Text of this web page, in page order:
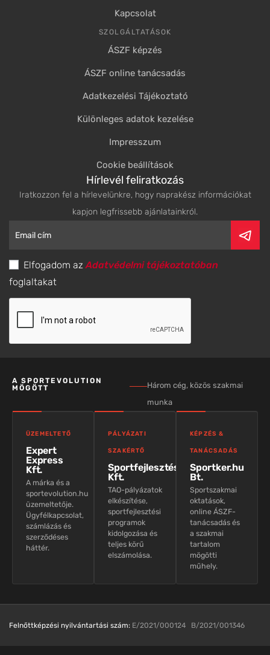
Kapcsolat
SZOLGÁLTATÁSOK
ÁSZF képzés
ÁSZF online tanácsadás
Adatkezelési Tájékoztató
Különleges adatok kezelése
Impresszum
Cookie beállítások
Hírlevél feliratkozás
Iratkozzon fel a hírlevelünkre, hogy naprakész információkat
kapjon legfrissebb ajánlatainkról.
Elfogadom azAdatvédelmi tájékoztatóban
foglaltakat
A SPORTEVOLUTION
MÖGÖTT
Három cég, közös szakmai
munka
ÜZEMELTETŐ
Expert
Express
Kft.
A márka és a
sportevolution.hu
üzemeltetője.
Ügyfélkapcsolat,
számlázás és
szerződéses
háttér.
PÁLYÁZATI
SZAKÉRTŐ
Sportfejlesztés
Kft.
TAO-pályázatok
elkészítése,
sportfejlesztési
programok
kidolgozása és
teljes körű
elszámolása.
KÉPZÉS &
TANÁCSADÁS
Sportker.hu
Bt.
Sportszakmai
oktatások,
online ÁSZF-
tanácsadás és
a szakmai
tartalom
mögötti
műhely.
Felnőttképzési nyilvántartási szám: E/2021/000124 B/2021/001346